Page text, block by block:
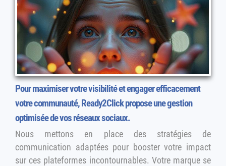
Pour maximiser votre visibilité et engager efficacement
votre communauté, Ready2Click propose une gestion
optimisée de vos réseaux sociaux.
Nous mettons en place des stratégies de
communication adaptées pour booster votre impact
sur ces plateformes incontournables. Votre marque se